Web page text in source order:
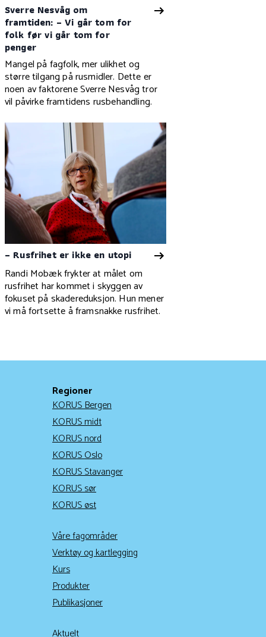
Sverre Nesvåg om
framtiden: – Vi går tom for
folk før vi går tom for
penger
Mangel på fagfolk, mer ulikhet og
større tilgang på rusmidler. Dette er
noen av faktorene Sverre Nesvåg tror
vil påvirke framtidens rusbehandling.
– Rusfrihet er ikke en utopi
Randi Mobæk frykter at målet om
rusfrihet har kommet i skyggen av
fokuset på skadereduksjon. Hun mener
vi må fortsette å framsnakke rusfrihet.
Regioner
KORUS Bergen
KORUS midt
KORUS nord
KORUS Oslo
KORUS Stavanger
KORUS sør
KORUS øst
Våre fagområder
Verktøy og kartlegging
Kurs
Produkter
Publikasjoner